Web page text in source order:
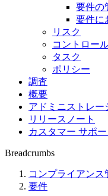
要件の
要件に
リスク
コントロー
タスク
ポリシー
調査
概要
アドミニストレー
リリースノート
カスタマー サポー
Breadcrumbs
コンプライアンス
要件